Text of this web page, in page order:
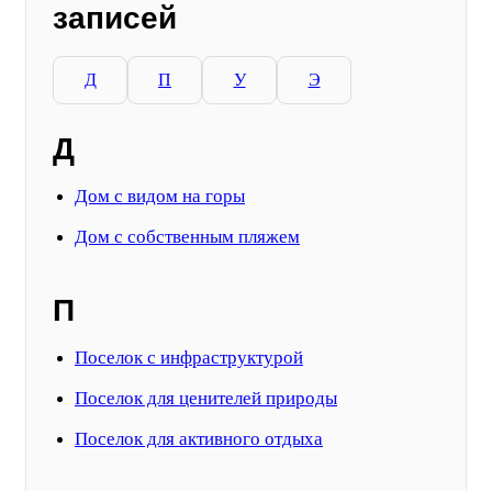
записей
Д П У Э
Д
Дом с видом на горы
Дом с собственным пляжем
П
Поселок с инфраструктурой
Поселок для ценителей природы
Поселок для активного отдыха